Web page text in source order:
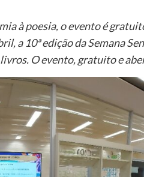
à poesia, o evento é
a 10ª edição da Semana
O evento, gratuito e